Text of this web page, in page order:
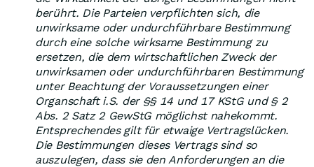
berührt. Die Parteien verpflichten sich, die
unwirksame oder undurchführbare Bestimmung
durch eine solche wirksame Bestimmung zu
ersetzen, die dem wirtschaftlichen Zweck der
unwirksamen oder undurchführbaren Bestimmung
unter Beachtung der Voraussetzungen einer
Organschaft i.S. der §§ 14 und 17 KStG und § 2
Abs. 2 Satz 2 GewStG möglichst nahekommt.
Entsprechendes gilt für etwaige Vertragslücken.
Die Bestimmungen dieses Vertrags sind so
auszulegen, dass sie den Anforderungen an die